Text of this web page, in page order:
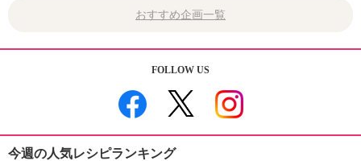
おすすめ企画一覧
FOLLOW US
今週の人気レシピランキング